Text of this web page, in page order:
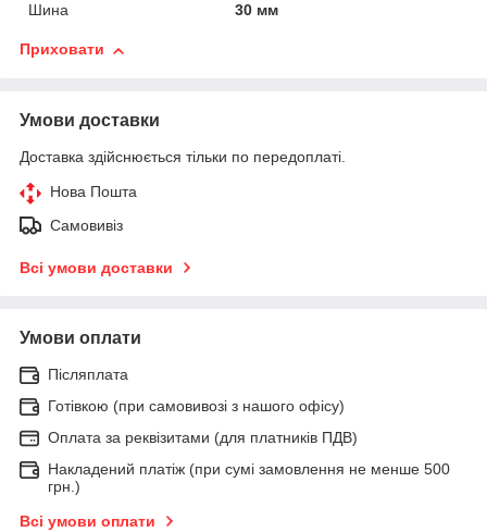
Шина
30 мм
Приховати
Умови доставки
Доставка здійснюється тільки по передоплаті.
Нова Пошта
Самовивіз
Всі умови доставки
Умови оплати
Післяплата
Готівкою (при самовивозі з нашого офісу)
Оплата за реквізитами (для платників ПДВ)
Накладений платіж (при сумі замовлення не менше 500
грн.)
Всі умови оплати